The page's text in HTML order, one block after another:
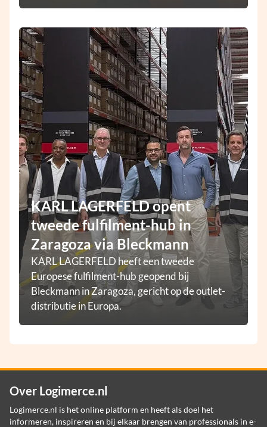
KARL LAGERFELD opent
tweede fulfilment-hub in
Zaragoza via Bleckmann
KARL LAGERFELD heeft een tweede
Europese fulfilment-hub geopend bij
Bleckmann in Zaragoza, gericht op de outlet-
distributie in Europa.
Over Logimerce.nl
Logimerce.nl is het online platform en heeft als doel het
informeren, inspireren en bij elkaar brengen van professionals in e-